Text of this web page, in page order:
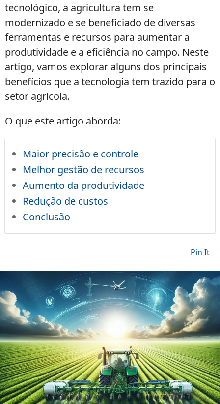
tecnológico, a agricultura tem se
modernizado e se beneficiado de diversas
ferramentas e recursos para aumentar a
produtividade e a eficiência no campo. Neste
artigo, vamos explorar alguns dos principais
benefícios que a tecnologia tem trazido para o
setor agrícola.
O que este artigo aborda:
Maior precisão e controle
Melhor gestão de recursos
Aumento da produtividade
Redução de custos
Conclusão
Pin It